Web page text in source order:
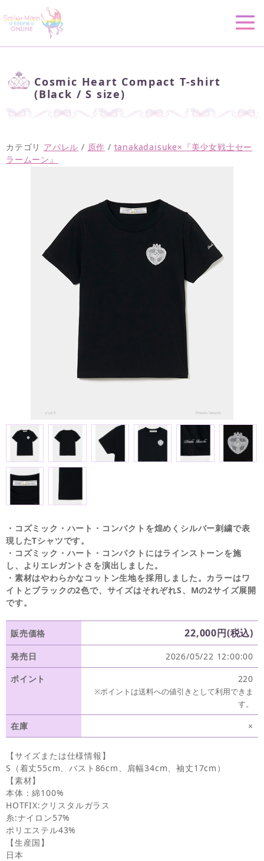
Cosmic Heart Compact T-shirt
(Black / S size)
カテゴリ アパレル / 原作 / tanakadaisuke×『美少女戦士セー
ラームーン』
・コズミック・ハート・コンパクトを煌めくシルバー刺繍で表
現したTシャツです。
・コズミック・ハート・コンパクトにはラインストーンを施
し、よりエレガントさを演出しました。
・素材はやわらかなコットン生地を採用しました。カラーはワ
イトとブラックの2色で、サイズはそれぞれS、Mの2サイズ展開
です。
販売価格 22,000円(税込)
発売日
2026/05/22 12:00:00
ポイント
220
※ポイントは送料への値引きとして利用できま
す。
在庫 ×
【サイズまたは仕様情報】
S（着丈55cm、バスト86cm、肩幅34cm、袖丈17cm）
【素材】
本体：綿100%
HOTFIX:クリスタルガラス
糸:ナイロン57%
ポリエステル43%
【生産国】
日本